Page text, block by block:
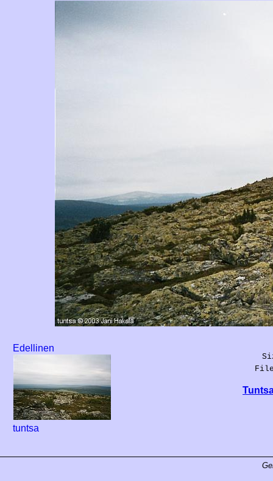
Edellinen
tuntsa